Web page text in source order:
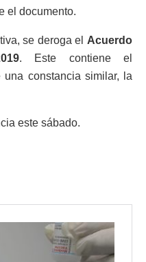
el documento.
se deroga el Acuerdo
. Este contiene el
constancia similar, la
este sábado.